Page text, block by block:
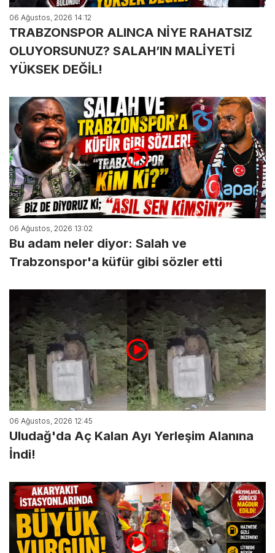
06 Ağustos, 2026 14:12
TRABZONSPOR ALINCA NİYE RAHATSIZ
OLUYORSUNUZ? SALAH’IN MALİYETİ
YÜKSEK DEĞİL!
06 Ağustos, 2026 13:02
Bu adam neler diyor: Salah ve
Trabzonspor'a küfür gibi sözler etti
06 Ağustos, 2026 12:45
Uludağ'da Aç Kalan Ayı Yerleşim Alanına
İndi!